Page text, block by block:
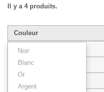
Il y a 4 produits.
Couleur
Noir
Blanc
Or
Argent
Largeur de baguette
Style